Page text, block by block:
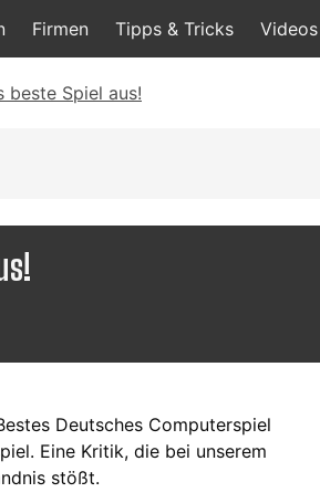
Firmen Tipps & Tricks Videos
beste Spiel aus!
Deutsches Computerspiel
Eine Kritik, die bei unserem
stößt.